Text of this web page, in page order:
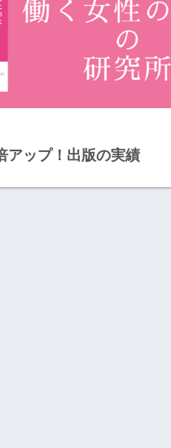
アップ！出版の実績